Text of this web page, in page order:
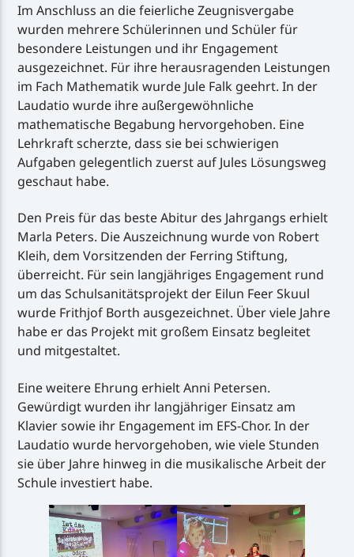
Im Anschluss an die feierliche Zeugnisvergabe
wurden mehrere Schülerinnen und Schüler für
besondere Leistungen und ihr Engagement
ausgezeichnet. Für ihre herausragenden Leistungen
im Fach Mathematik wurde Jule Falk geehrt. In der
Laudatio wurde ihre außergewöhnliche
mathematische Begabung hervorgehoben. Eine
Lehrkraft scherzte, dass sie bei schwierigen
Aufgaben gelegentlich zuerst auf Jules Lösungsweg
geschaut habe.
Den Preis für das beste Abitur des Jahrgangs erhielt
Marla Peters. Die Auszeichnung wurde von Robert
Kleih, dem Vorsitzenden der Ferring Stiftung,
überreicht. Für sein langjähriges Engagement rund
um das Schulsanitätsprojekt der Eilun Feer Skuul
wurde Frithjof Borth ausgezeichnet. Über viele Jahre
habe er das Projekt mit großem Einsatz begleitet
und mitgestaltet.
Eine weitere Ehrung erhielt Anni Petersen.
Gewürdigt wurden ihr langjähriger Einsatz am
Klavier sowie ihr Engagement im EFS-Chor. In der
Laudatio wurde hervorgehoben, wie viele Stunden
sie über Jahre hinweg in die musikalische Arbeit der
Schule investiert habe.